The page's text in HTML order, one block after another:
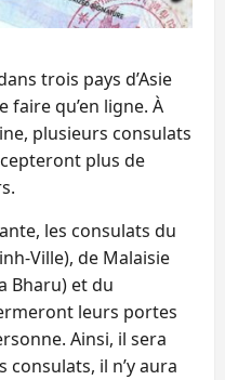
trois pays d’Asie
faire qu’en ligne. À
plusieurs consulats
plus de
les consulats du
Ville), de Malaisie
Bharu) et du
leurs portes
Ainsi, il sera
consulats, il n’y aura